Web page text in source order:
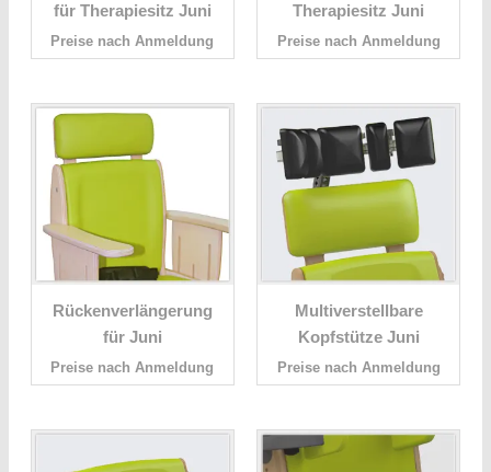
für Therapiesitz Juni
Preise nach Anmeldung
Therapiesitz Juni
Preise nach Anmeldung
Rückenverlängerung
für Juni
Preise nach Anmeldung
Multiverstellbare
Kopfstütze Juni
Preise nach Anmeldung